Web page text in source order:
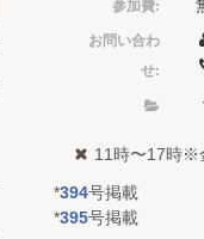
参加費:
お問い合わ
せ:
11時〜17時※
*394号掲載
*395号掲載